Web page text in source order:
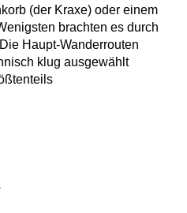
(der Kraxe) oder einem
brachten es durch
Haupt-Wanderrouten
klug ausgewählt